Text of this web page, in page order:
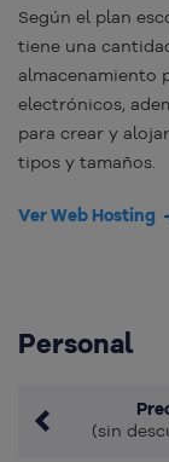
Según el plan
tiene una
almacenamiento
electrónicos,
para crear y
tipos y tamaños.
Ver Web Hosting
Personal
(sin